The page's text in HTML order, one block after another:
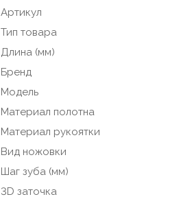
Артикул
Тип товара
Длина (мм)
Бренд
Модель
Материал полотна
Материал рукоятки
Вид ножовки
Шаг зуба (мм)
3D заточка